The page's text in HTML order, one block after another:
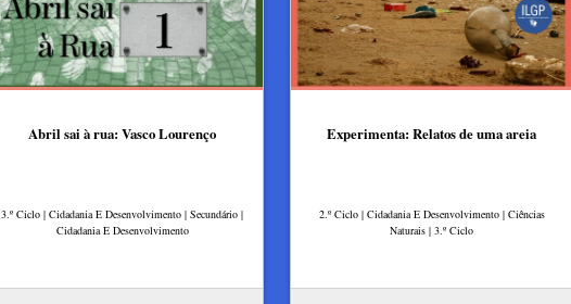
Abril sai à rua: Vasco Lourenço
3.º Ciclo | Cidadania E Desenvolvimento | Secundário |
Cidadania E Desenvolvimento
Experimenta: Relatos de uma areia
2.º Ciclo | Cidadania E Desenvolvimento | Ciências
Naturais | 3.º Ciclo